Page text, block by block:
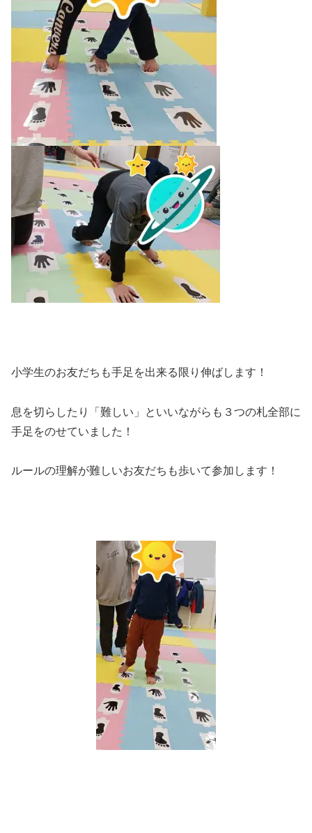
小学生のお友だちも手足を出来る限り伸ばします！
息を切らしたり「難しい」といいながらも３つの札全部に
手足をのせていました！
ルールの理解が難しいお友だちも歩いて参加します！